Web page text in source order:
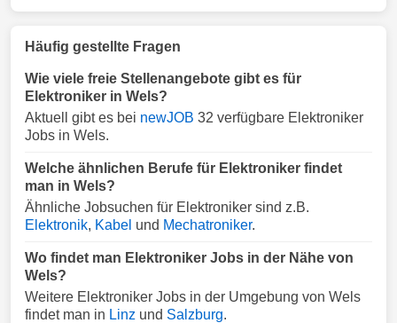
Häufig gestellte Fragen
Wie viele freie Stellenangebote gibt es für
Elektroniker in Wels?
Aktuell gibt es bei newJOB 32 verfügbare Elektroniker
Jobs in Wels.
Welche ähnlichen Berufe für Elektroniker findet
man in Wels?
Ähnliche Jobsuchen für Elektroniker sind z.B.
Elektronik, Kabel und Mechatroniker.
Wo findet man Elektroniker Jobs in der Nähe von
Wels?
Weitere Elektroniker Jobs in der Umgebung von Wels
findet man in Linz und Salzburg.